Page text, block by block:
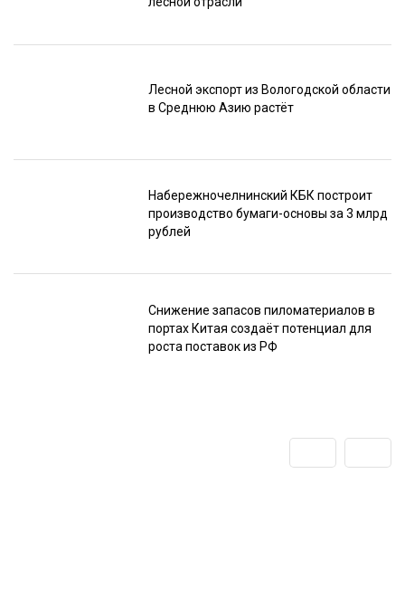
Лесной экспорт из Вологодской области
в Среднюю Азию растёт
Набережночелнинский КБК построит
производство бумаги-основы за 3 млрд
рублей
Снижение запасов пиломатериалов в
портах Китая создаёт потенциал для
роста поставок из РФ